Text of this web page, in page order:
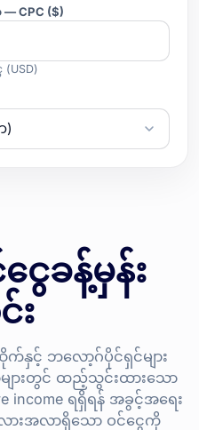
CPC ($)
ေခန့်မှန်း
း
နှင့် ဘလော့ဂ်ပိုင်ရှင်များ
ျားတွင် ထည့်သွင်းထားသော
income ရရှိရန် အခွင့်အရေး
းအလာရှိသော ဝင်ငွေကို